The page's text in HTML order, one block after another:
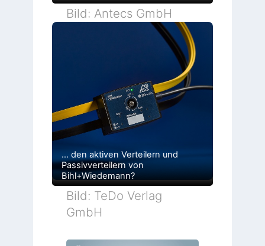
Bild: Antecs GmbH
… den aktiven Verteilern und
Passivverteilern von
Bihl+Wiedemann?
Bild: TeDo Verlag
GmbH